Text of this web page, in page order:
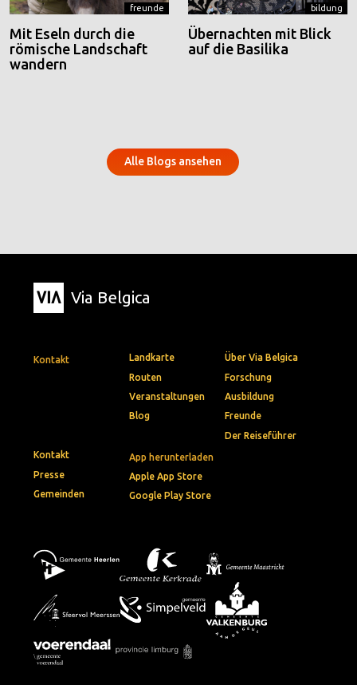
freunde
Mit Eseln durch die
römische Landschaft
wandern
bildung
Übernachten mit Blick
auf die Basilika
Alle Blogs ansehen
Via Belgica
Kontakt
App herunterladen
Apple App Store
Google Play Store
Landkarte
Routen
Veranstaltungen
Blog
Über Via Belgica
Forschung
Ausbildung
Freunde
Der Reiseführer
Kontakt
Presse
Gemeinden